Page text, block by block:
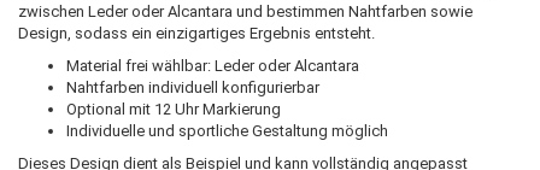
zwischen Leder oder Alcantara und bestimmen Nahtfarben sowie
Design, sodass ein einzigartiges Ergebnis entsteht.
Material frei wählbar: Leder oder Alcantara
Nahtfarben individuell konfigurierbar
Optional mit 12 Uhr Markierung
Individuelle und sportliche Gestaltung möglich
Dieses Design dient als Beispiel und kann vollständig angepasst